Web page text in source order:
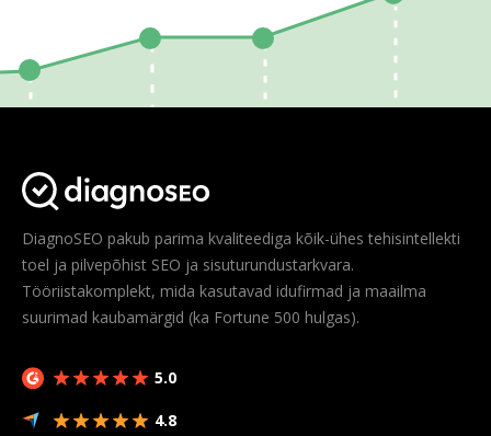
DiagnoSEO pakub parima kvaliteediga kõik-ühes tehisintellekti
toel ja pilvepõhist SEO ja sisuturundustarkvara.
Tööriistakomplekt, mida kasutavad idufirmad ja maailma
suurimad kaubamärgid (ka Fortune 500 hulgas).
5.0
4.8